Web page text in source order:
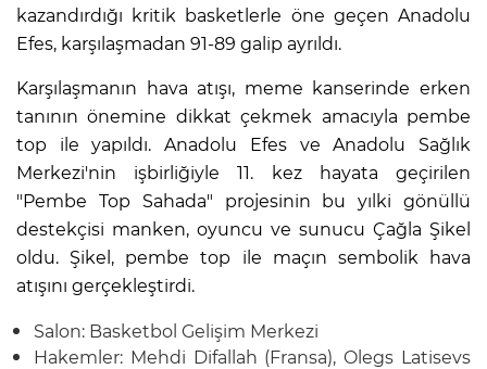
kazandırdığı kritik basketlerle öne geçen Anadolu
Efes, karşılaşmadan 91-89 galip ayrıldı.
Karşılaşmanın hava atışı, meme kanserinde erken
tanının önemine dikkat çekmek amacıyla pembe
top ile yapıldı. Anadolu Efes ve Anadolu Sağlık
Merkezi'nin işbirliğiyle 11. kez hayata geçirilen
"Pembe Top Sahada" projesinin bu yılki gönüllü
destekçisi manken, oyuncu ve sunucu Çağla Şikel
oldu. Şikel, pembe top ile maçın sembolik hava
atışını gerçekleştirdi.
Salon: Basketbol Gelişim Merkezi
Hakemler: Mehdi Difallah (Fransa), Olegs Latisevs